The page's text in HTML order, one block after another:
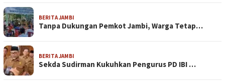
BERITA JAMBI
Tanpa Dukungan Pemkot Jambi, Warga Tetap…
BERITA JAMBI
Sekda Sudirman Kukuhkan Pengurus PD IBI …